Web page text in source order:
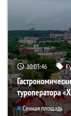
10:03:45
туроператора
Сенная площадь